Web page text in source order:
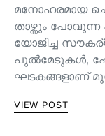
മനോഹരമായ
താഴ്ന്നും
യോജിച്ച
പുൽമേടുകൾ,
ഘടകങ്ങളാണ്
VIEW POST